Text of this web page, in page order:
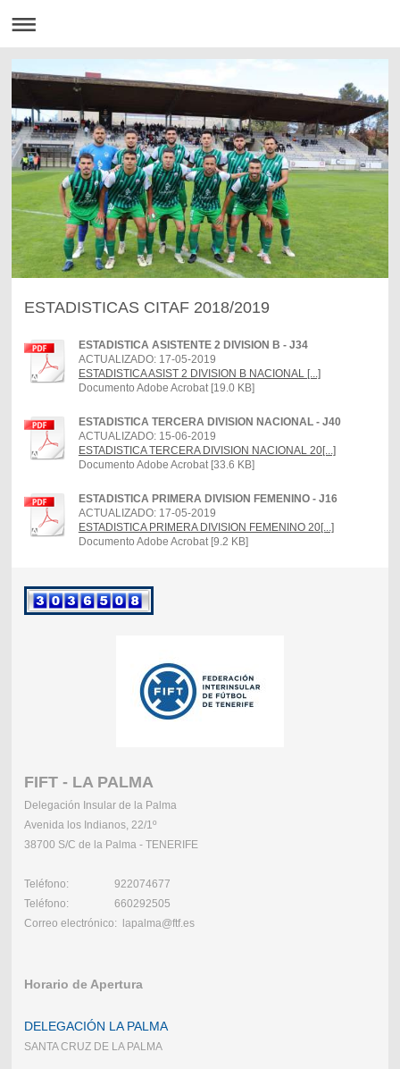
ESTADISTICAS CITAF 2018/2019
ESTADISTICA ASISTENTE 2 DIVISION B - J34
ACTUALIZADO: 17-05-2019
ESTADISTICA ASIST 2 DIVISION B NACIONAL [...]
Documento Adobe Acrobat [19.0 KB]
ESTADISTICA TERCERA DIVISION NACIONAL - J40
ACTUALIZADO: 15-06-2019
ESTADISTICA TERCERA DIVISION NACIONAL 20[...]
Documento Adobe Acrobat [33.6 KB]
ESTADISTICA PRIMERA DIVISION FEMENINO - J16
ACTUALIZADO: 17-05-2019
ESTADISTICA PRIMERA DIVISION FEMENINO 20[...]
Documento Adobe Acrobat [9.2 KB]
FIFT - LA PALMA
Delegación Insular de la Palma
Avenida los Indianos, 22/1º
38700 S/C de la Palma - TENERIFE
Teléfono: 922074677
Teléfono: 660292505
Correo electrónico: lapalma@ftf.es
Horario de Apertura
DELEGACIÓN LA PALMA
SANTA CRUZ DE LA PALMA